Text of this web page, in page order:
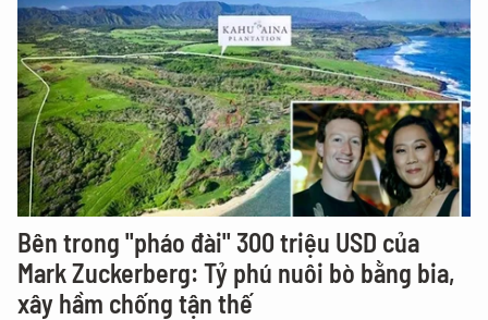
Bên trong "pháo đài" 300 triệu USD của
Mark Zuckerberg: Tỷ phú nuôi bò bằng bia,
xây hầm chống tận thế